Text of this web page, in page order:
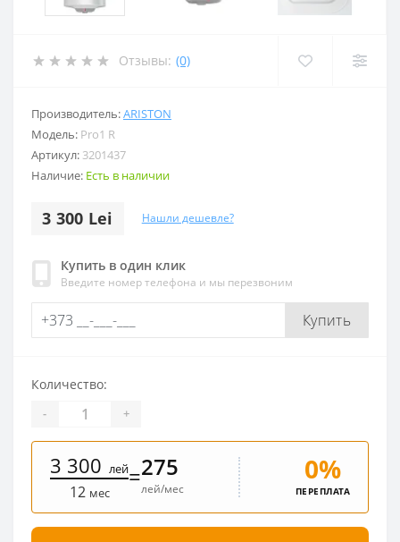
Отзывы: (0)
Производитель:ARISTON
Модель: Pro1 R
Артикул: 3201437
Наличие: Есть в наличии
3 300 Lei Нашли дешевле?
Купить в один клик
Введите номер телефона и мы перезвоним
Купить
Количество:
- +
3 300 лей
12 мес
=275
лей/мес
0%
ПЕРЕПЛАТА